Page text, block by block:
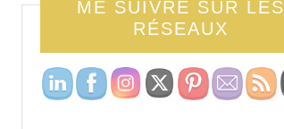
ME SUIVRE SUR LES
RÉSEAUX